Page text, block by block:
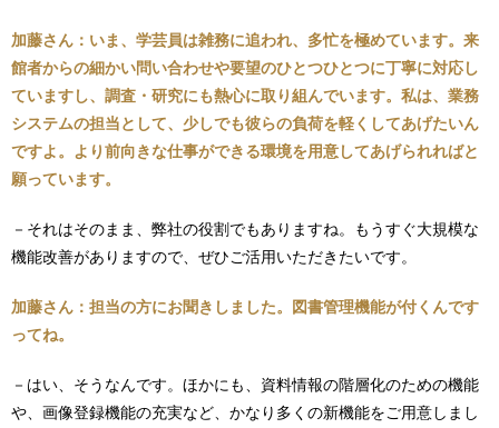
加藤さん：いま、学芸員は雑務に追われ、多忙を極めています。来
館者からの細かい問い合わせや要望のひとつひとつに丁寧に対応し
ていますし、調査・研究にも熱心に取り組んでいます。私は、業務
システムの担当として、少しでも彼らの負荷を軽くしてあげたいん
ですよ。より前向きな仕事ができる環境を用意してあげられればと
願っています。
－それはそのまま、弊社の役割でもありますね。もうすぐ大規模な
機能改善がありますので、ぜひご活用いただきたいです。
加藤さん：担当の方にお聞きしました。図書管理機能が付くんです
ってね。
－はい、そうなんです。ほかにも、資料情報の階層化のための機能
や、画像登録機能の充実など、かなり多くの新機能をご用意しまし